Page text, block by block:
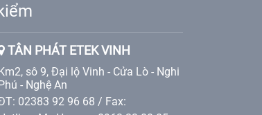
TÂN PHÁT ETEK VINH
sô 9, Đại lộ Vinh - Cửa Lò - Nghi
- Nghệ An
02383 92 96 68 / Fax: